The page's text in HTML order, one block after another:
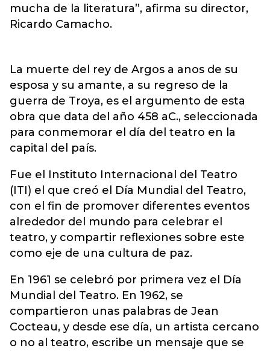
mucha de la literatura”, afirma su director,
Ricardo Camacho.
La muerte del rey de Argos a anos de su
esposa y su amante, a su regreso de la
guerra de Troya, es el argumento de esta
obra que data del año 458 aC., seleccionada
para conmemorar el día del teatro en la
capital del país.
Fue el Instituto Internacional del Teatro
(ITI) el que creó el Día Mundial del Teatro,
con el fin de promover diferentes eventos
alrededor del mundo para celebrar el
teatro, y compartir reflexiones sobre este
como eje de una cultura de paz.
En 1961 se celebró por primera vez el Día
Mundial del Teatro. En 1962, se
compartieron unas palabras de Jean
Cocteau, y desde ese día, un artista cercano
o no al teatro, escribe un mensaje que se